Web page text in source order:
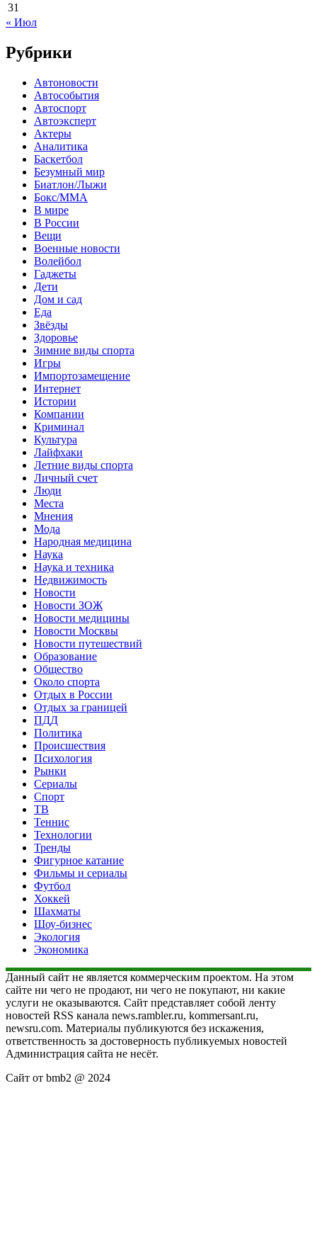
31
« Июл
Рубрики
Автоновости
Автособытия
Автоспорт
Автоэксперт
Актеры
Аналитика
Баскетбол
Безумный мир
Биатлон/Лыжи
Бокс/MMA
В мире
В России
Вещи
Военные новости
Волейбол
Гаджеты
Дети
Дом и сад
Еда
Звёзды
Здоровье
Зимние виды спорта
Игры
Импортозамещение
Интернет
Истории
Компании
Криминал
Культура
Лайфхаки
Летние виды спорта
Личный счет
Люди
Места
Мнения
Мода
Народная медицина
Наука
Наука и техника
Недвижимость
Новости
Новости ЗОЖ
Новости медицины
Новости Москвы
Новости путешествий
Образование
Общество
Около спорта
Отдых в России
Отдых за границей
ПДД
Политика
Происшествия
Психология
Рынки
Сериалы
Спорт
ТВ
Теннис
Технологии
Тренды
Фигурное катание
Фильмы и сериалы
Футбол
Хоккей
Шахматы
Шоу-бизнес
Экология
Экономика
Данный сайт не является коммерческим проектом. На этом
сайте ни чего не продают, ни чего не покупают, ни какие
услуги не оказываются. Сайт представляет собой ленту
новостей RSS канала news.rambler.ru, kommersant.ru,
newsru.com. Материалы публикуются без искажения,
ответственность за достоверность публикуемых новостей
Администрация сайта не несёт.
Сайт от bmb2 @ 2024